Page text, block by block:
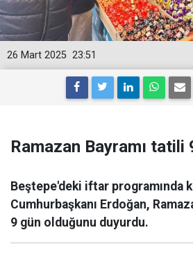
23:51
26 Mart 2025
Ramazan Bayramı tatili
Beştepe'deki iftar programında
Cumhurbaşkanı Erdoğan,
9 gün olduğunu duyurdu.